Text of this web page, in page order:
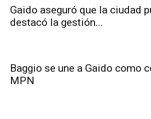
Gaido aseguró que la ciudad
destacó la gestión...
Baggio se une a Gaido como
MPN